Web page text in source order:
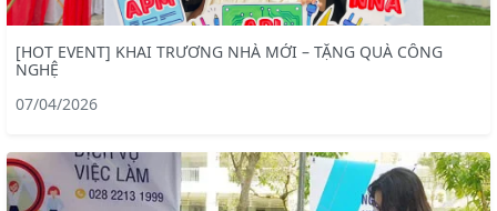
[HOT EVENT] KHAI TRƯƠNG NHÀ MỚI – TẶNG QUÀ CÔNG
NGHỆ
07/04/2026